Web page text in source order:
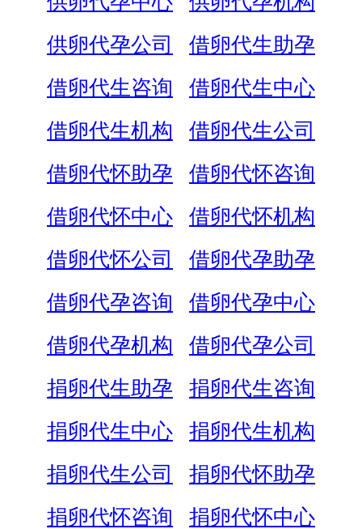
供卵代孕公司
借卵代生助孕
借卵代生咨询
借卵代生中心
借卵代生机构
借卵代生公司
借卵代怀助孕
借卵代怀咨询
借卵代怀中心
借卵代怀机构
借卵代怀公司
借卵代孕助孕
借卵代孕咨询
借卵代孕中心
借卵代孕机构
借卵代孕公司
捐卵代生助孕
捐卵代生咨询
捐卵代生中心
捐卵代生机构
捐卵代生公司
捐卵代怀助孕
捐卵代怀咨询
捐卵代怀中心